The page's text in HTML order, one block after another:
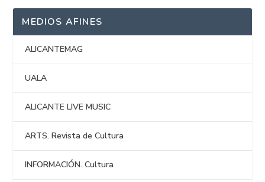
MEDIOS AFINES
ALICANTEMAG
UALA
ALICANTE LIVE MUSIC
ARTS. Revista de Cultura
INFORMACIÓN. Cultura